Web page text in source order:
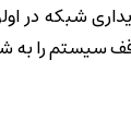
شبکه در
سیستم را